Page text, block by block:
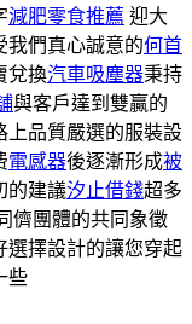
減肥零食推薦 迎大
我們真心誠意的何首
兌換汽車吸塵器秉持
與客戶達到雙贏的
上品質嚴選的服裝設
電感器後逐漸形成被
的建議汐止借錢超多
儕團體的共同象徵
選擇設計的讓您穿起
些